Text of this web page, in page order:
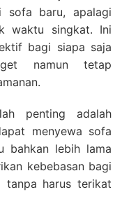
sofa baru, apalagi
waktu singkat. Ini
bagi siapa saja
namun tetap
penting adalah
menyewa sofa
bahkan lebih lama
kebebasan bagi
tanpa harus terikat